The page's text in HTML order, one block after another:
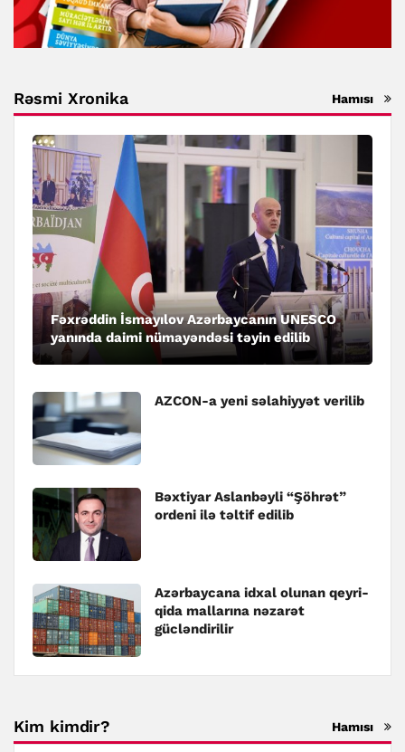
Rəsmi Xronika Hamısı
Fəxrəddin İsmayılov Azərbaycanın UNESCO
yanında daimi nümayəndəsi təyin edilib
AZCON-a yeni səlahiyyət verilib
Bəxtiyar Aslanbəyli “Şöhrət”
ordeni ilə təltif edilib
Azərbaycana idxal olunan qeyri-
qida mallarına nəzarət
gücləndirilir
Kim kimdir? Hamısı